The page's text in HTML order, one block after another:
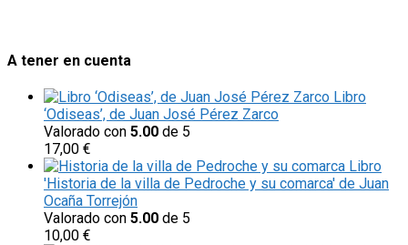
A tener en cuenta
Libro
‘Odiseas’, de Juan José Pérez Zarco
Valorado con 5.00 de 5
17,00 €
Libro
'Historia de la villa de Pedroche y su comarca' de Juan
Ocaña Torrejón
Valorado con 5.00 de 5
10,00 €